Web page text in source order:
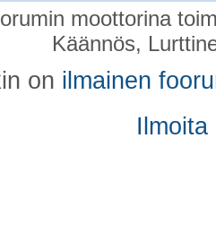
moottorina
Käännös,
on ilmainen